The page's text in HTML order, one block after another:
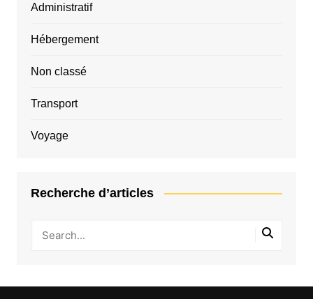
Administratif
Hébergement
Non classé
Transport
Voyage
Recherche d’articles